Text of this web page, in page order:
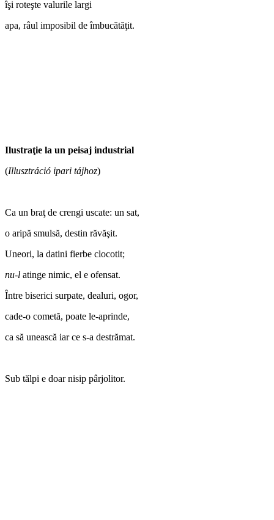
îşi roteşte valurile largi
apa, râul imposibil de îmbucătăţit.
Ilustraţie la un peisaj industrial
(Illusztráció ipari tájhoz)
Ca un braţ de crengi uscate: un sat,
o aripă smulsă, destin răvăşit.
Uneori, la datini fierbe clocotit;
nu-l atinge nimic, el e ofensat.
Între biserici surpate, dealuri, ogor,
cade-o cometă, poate le-aprinde,
ca să unească iar ce s-a destrămat.
Sub tălpi e doar nisip pârjolitor.